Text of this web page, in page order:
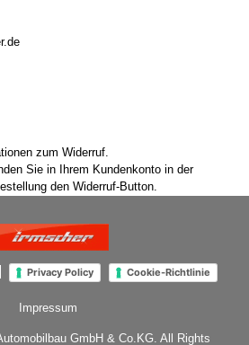
zum Widerruf.
Sie in Ihrem Kundenkonto in der
den Widerruf-Button.
Privacy Policy Cookie-Richtlinie
Impressum
GmbH & Co.KG. All Rights